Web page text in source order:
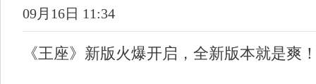
09月16日 11:34
《王座》新版火爆开启，全新版本就是爽